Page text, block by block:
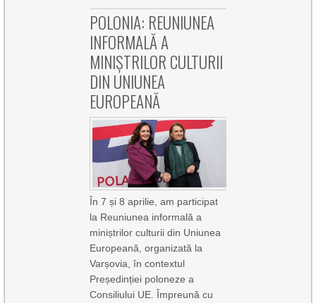
POLONIA: REUNIUNEA
INFORMALĂ A
MINIȘTRILOR CULTURII
DIN UNIUNEA
EUROPEANĂ
În 7 și 8 aprilie, am participat
la Reuniunea informală a
miniștrilor culturii din Uniunea
Europeană, organizată la
Varșovia, în contextul
Președinției poloneze a
Consiliului UE. Împreună cu